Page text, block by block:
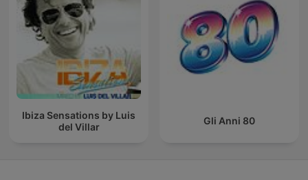
Ibiza Sensations by Luis
del Villar
Gli Anni 80